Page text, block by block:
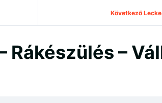
Következő Lecke
Rákészülés –